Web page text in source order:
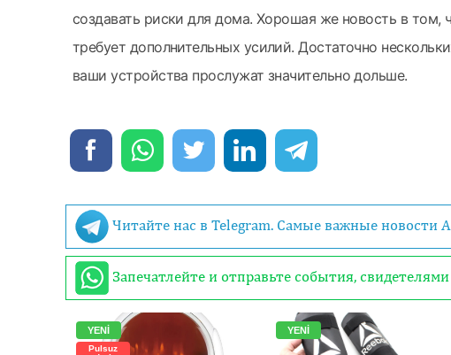
создавать риски для дома. Хорошая же новость в том,
требует дополнительных усилий. Достаточно
ваши устройства прослужат значительно дольше.
Читайте нас в Telegram. Самые важные новости
Запечатлейте и отправьте события,